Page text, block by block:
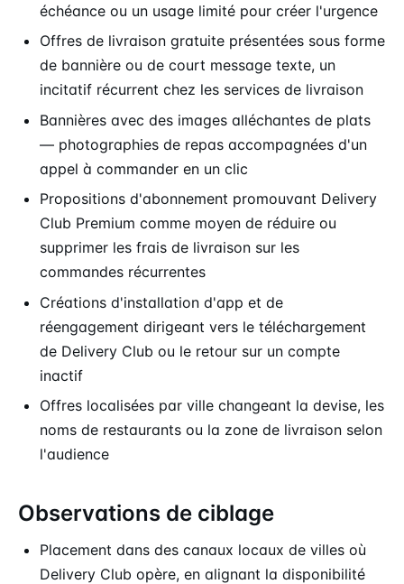
échéance ou un usage limité pour créer l'urgence
Offres de livraison gratuite présentées sous forme
de bannière ou de court message texte, un
incitatif récurrent chez les services de livraison
Bannières avec des images alléchantes de plats
— photographies de repas accompagnées d'un
appel à commander en un clic
Propositions d'abonnement promouvant Delivery
Club Premium comme moyen de réduire ou
supprimer les frais de livraison sur les
commandes récurrentes
Créations d'installation d'app et de
réengagement dirigeant vers le téléchargement
de Delivery Club ou le retour sur un compte
inactif
Offres localisées par ville changeant la devise, les
noms de restaurants ou la zone de livraison selon
l'audience
Observations de ciblage
Placement dans des canaux locaux de villes où
Delivery Club opère, en alignant la disponibilité